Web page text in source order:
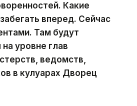
Какие
вперед. Сейчас
Там будут
уровне глав
ведомств,
в кулуарах Дворец